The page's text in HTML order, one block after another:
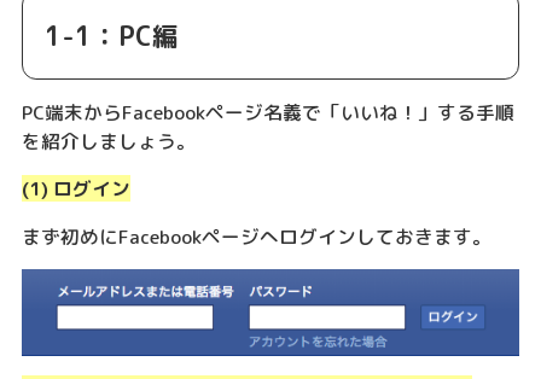
1-1：PC編
PC端末からFacebookページ名義で「いいね！」する手順
を紹介しましょう。
(1) ログイン
まず初めにFacebookページへログインしておきます。